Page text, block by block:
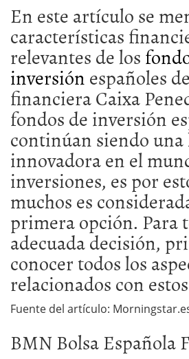
En este artículo se
características
relevantes de los
inversiónespañoles
financiera Caixa
fondos de inversión
continúan siendo
innovadora en el
inversiones, es por
muchos es
primera opción. Para
adecuada decisión,
conocer todos los
relacionados con
Fuente del artículo:
BMN Bolsa Española